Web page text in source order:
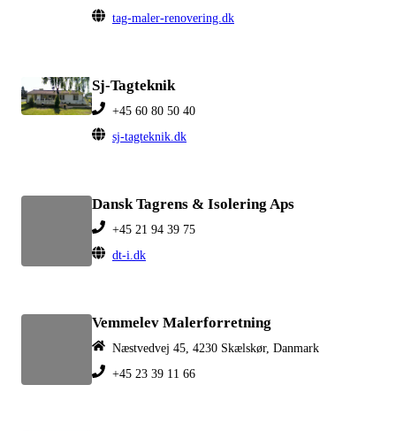
tag-maler-renovering.dk
Sj-Tagteknik
+45 60 80 50 40
sj-tagteknik.dk
Dansk Tagrens & Isolering Aps
+45 21 94 39 75
dt-i.dk
Vemmelev Malerforretning
Næstvedvej 45, 4230 Skælskør, Danmark
+45 23 39 11 66